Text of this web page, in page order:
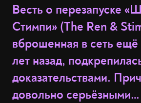
Весть о перезапуске
Стимпи» (The Ren &
вброшенная в сеть ещё
лет назад,
доказательствами.
довольно